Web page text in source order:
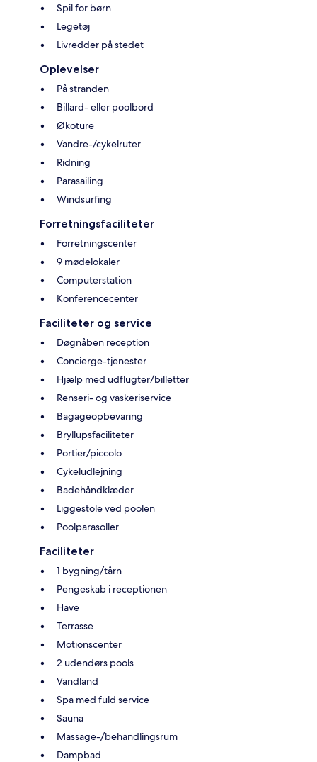
Spil for børn
Legetøj
Livredder på stedet
Oplevelser
På stranden
Billard- eller poolbord
Økoture
Vandre-/cykelruter
Ridning
Parasailing
Windsurfing
Forretningsfaciliteter
Forretningscenter
9 mødelokaler
Computerstation
Konferencecenter
Faciliteter og service
Døgnåben reception
Concierge-tjenester
Hjælp med udflugter/billetter
Renseri- og vaskeriservice
Bagageopbevaring
Bryllupsfaciliteter
Portier/piccolo
Cykeludlejning
Badehåndklæder
Liggestole ved poolen
Poolparasoller
Faciliteter
1 bygning/tårn
Pengeskab i receptionen
Have
Terrasse
Motionscenter
2 udendørs pools
Vandland
Spa med fuld service
Sauna
Massage-/behandlingsrum
Dampbad